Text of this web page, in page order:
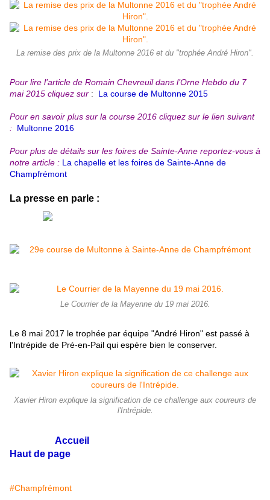
La remise des prix de la Multonne 2016 et du "trophée André Hiron".
Pour lire l’article de Romain Chevreuil dans l’Orne Hebdo du 7
mai 2015 cliquez sur : La course de Multonne 2015
Pour en savoir plus sur la course 2016 cliquez sur le lien suivant
: Multonne 2016
Pour plus de détails sur les foires de Sainte-Anne reportez-vous à
notre article : La chapelle et les foires de Sainte-Anne de
Champfrémont
La presse en parle :
Le Courrier de la Mayenne du 19 mai 2016.
Le 8 mai 2017 le trophée par équipe "André Hiron" est passé à
l'Intrépide de Pré-en-Pail qui espère bien le conserver.
Xavier Hiron explique la signification de ce challenge aux coureurs de
l'Intrépide.
Accueil
Haut de page
#Champfrémont